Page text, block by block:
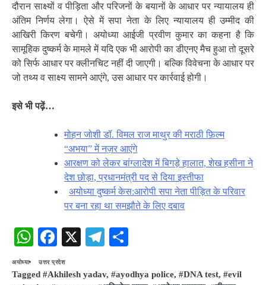
दौरान साक्ष्यों व पीड़िता और परिजनों के बयानों के आधार पर न्यायालय ही
अंतिम निर्णय लेगा। ऐसे में सपा नेता के लिए न्यायालय ही उम्मीद की
आखिरी किरण बचेगी। अयोध्या आईजी प्रवीण कुमार का कहना है कि
सामूहिक दुष्कर्म के मामले में यदि एक भी आरोपी का डीएनए मैच हुआ तो दूसरे
को सिर्फ आधार पर क्लीनचिट नहीं दी जाएगी। बल्कि विवेचना के आधार पर
जो तथ्य व साक्ष्य सामने आएंगे, उस आधार पर कार्रवाई होगी।
इसे भी पढ़ें…
मोहन जोशी डॉ. विमल राज माथुर की मराठी फ़िल्म
“अभया” में नज़र आएंगे
आरक्षण को लेकर बांग्लादेश में बिगड़े हालात, शेख हसीना ने
देश छोड़ा, प्रधानमंत्री पद से दिया इस्तीफा
अयोध्या दुष्कर्म केस:आरोपी सपा नेता पीड़ित के परिवार
पर बना रहा था समझौते ​के लिए दबाव
WhatsApp
Facebook
X Telegram
अयोध्या उत्तर प्रदेश
Tagged #Akhilesh yadav, #ayodhya police, #DNA test, #evil